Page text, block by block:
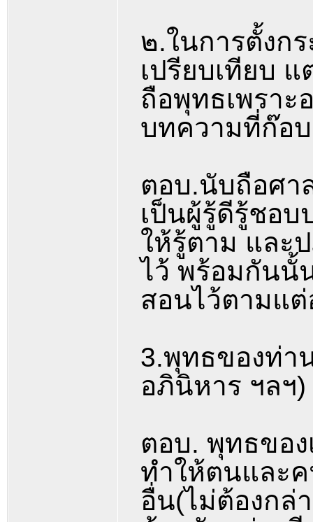
๒.ในการตั้งก
เปรียบเทียบ
ถือพุทธเพราะ
บทความที่ก๊อ
ตอบ.นับถือศา
เป็นผู้รู้ดีรู้ชอบ
ให้รู้ตาม และ
ไว้ พร้อมกันนั้
สอนไว้ตามแ
3.พุทธของท่า
อภินิหาร ฯลฯ)
ตอบ. พุทธของ
ทำให้ตนและ
อื่น(ไม่ต้องกล่